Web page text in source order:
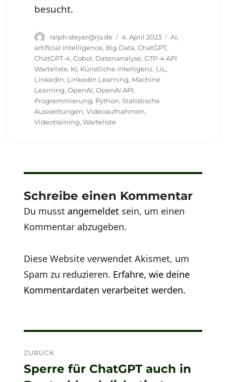
besucht.
Autor
ralph.steyer@rjs.de
Veröffentlicht
am
4. April 2023 Schlagwörter
AI,
artificial intelligence, Big Data,ChatGPT,
ChatGPT-4,Cobol, Datenanalyse,GTP-4 API
Warteliste, KI, Künstliche Intelligenz, LiL,
LinkedIn, LinkedIn Learning, Machine
Learning,OpenAI,OpenAI API,
Programmierung, Python,Statistische
Auswertungen,Videoaufnahmen,
Videotraining,Warteliste
Schreibe einen Kommentar
Du musstangemeldet sein, um einen
Kommentar abzugeben.
Diese Website verwendet Akismet, um
Spam zu reduzieren. Erfahre, wie deine
Kommentardaten verarbeitet werden.
ZURÜCK
Vorheriger
Sperre für ChatGPT auch in